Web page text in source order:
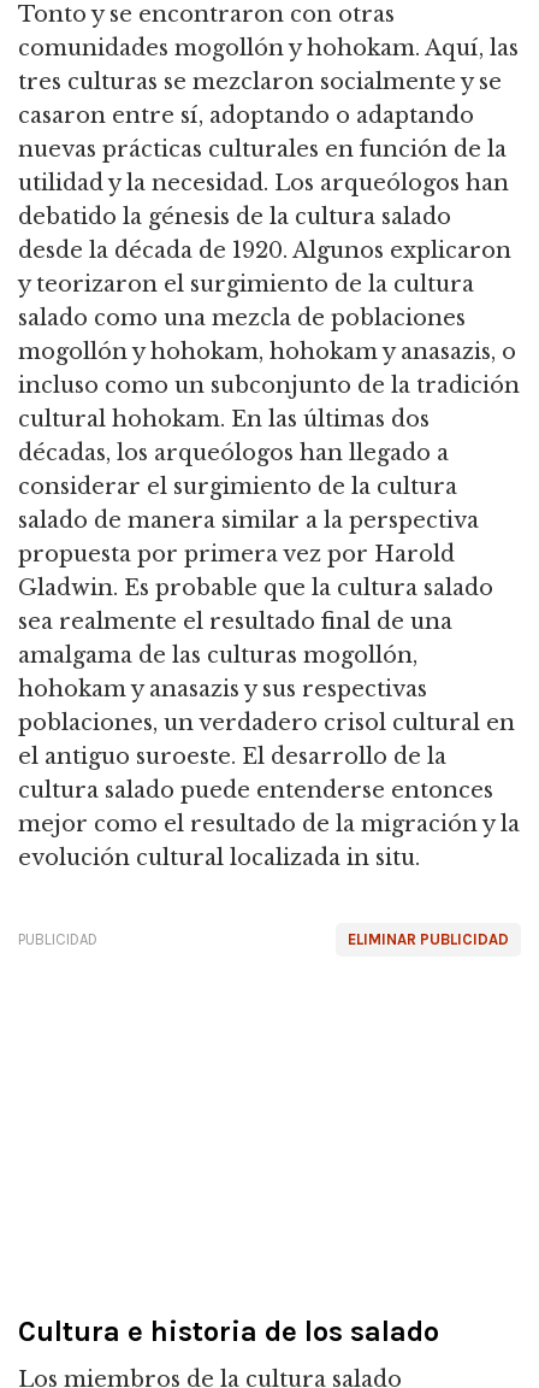
Tonto y se encontraron con otras
comunidades mogollón y hohokam. Aquí, las
tres culturas se mezclaron socialmente y se
casaron entre sí, adoptando o adaptando
nuevas prácticas culturales en función de la
utilidad y la necesidad. Los arqueólogos han
debatido la génesis de la cultura salado
desde la década de 1920. Algunos explicaron
y teorizaron el surgimiento de la cultura
salado como una mezcla de poblaciones
mogollón y hohokam, hohokam y anasazis, o
incluso como un subconjunto de la tradición
cultural hohokam. En las últimas dos
décadas, los arqueólogos han llegado a
considerar el surgimiento de la cultura
salado de manera similar a la perspectiva
propuesta por primera vez por Harold
Gladwin. Es probable que la cultura salado
sea realmente el resultado final de una
amalgama de las culturas mogollón,
hohokam y anasazis y sus respectivas
poblaciones, un verdadero crisol cultural en
el antiguo suroeste. El desarrollo de la
cultura salado puede entenderse entonces
mejor como el resultado de la migración y la
evolución cultural localizada in situ.
ELIMINAR PUBLICIDAD
PUBLICIDAD
Cultura e historia de los salado
Los miembros de la cultura salado